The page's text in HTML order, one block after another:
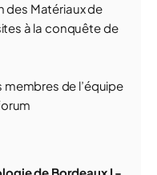
des Matériaux de
à la conquête de
de l’équipe